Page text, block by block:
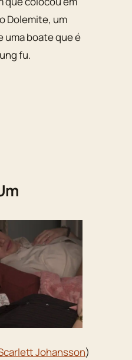
Dolemite, um
uma boate que é
fu.
Johansson)